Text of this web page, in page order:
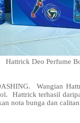
Hattrick Deo Perfume
Wangian
Hattrick terhasil
nota bunga dan